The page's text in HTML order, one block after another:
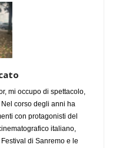
mi occupo di spettacolo,
corso degli anni ha
con protagonisti del
italiano,
di Sanremo e le